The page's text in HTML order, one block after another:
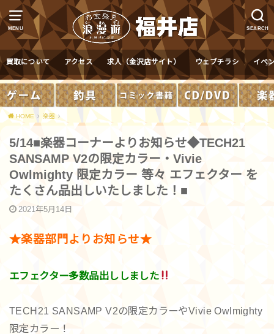
MENU SEARCH
買取について アクセス 求人（金沢店サイト） ウェブチラシ イベ
HOME 楽器
5/14■楽器コーナーよりお知らせ◆TECH21
SANSAMP V2の限定カラー・Vivie
Owlmighty 限定カラー 等々 エフェクター を
たくさん品出しいたしました！■
2021年5月14日
★楽器部門よりお知らせ★
エフェクター多数品出ししました
TECH21 SANSAMP V2の限定カラーやVivie Owlmighty
限定カラー！